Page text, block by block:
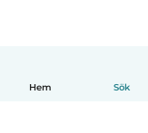
Hem Sök